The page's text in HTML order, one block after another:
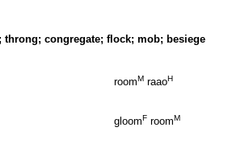
throng; congregate; flock; mob; besiege
roomM raaoH
gloomF roomM